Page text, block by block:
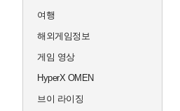
여행
해외게임정보
게임 영상
HyperX OMEN
브이 라이징